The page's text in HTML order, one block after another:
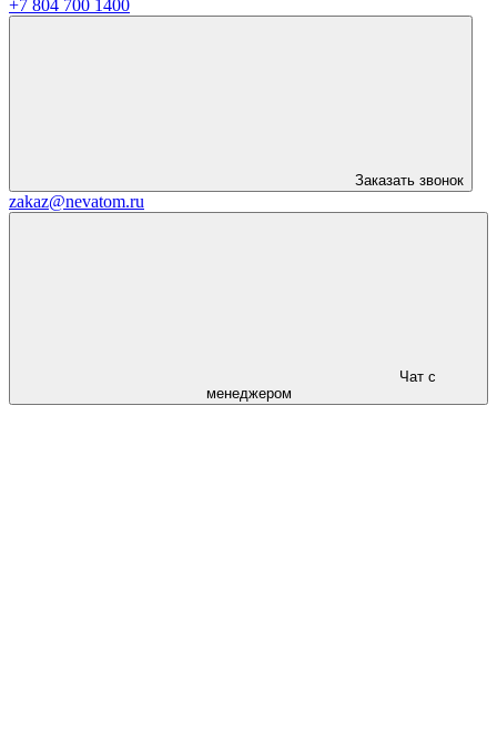
+7 804 700 1400
Заказать звонок
zakaz@nevatom.ru
Чат с
менеджером